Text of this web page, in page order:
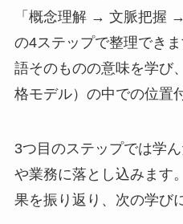
「概念理解 → 文脈把握
の4ステップで整理でき
語そのものの意味を学び
格モデル）の中での位置
3つ目のステップでは学
や業務に落とし込みます
果を振り返り、次の学び